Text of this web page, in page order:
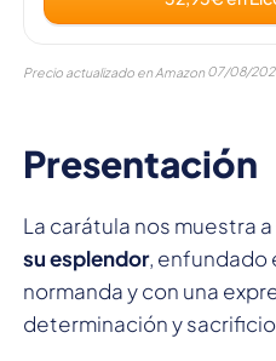
Precio actualizado en Amazon 07/08/
Presentación
La carátula nos muestra a
su esplendor, enfundado
normanda y con una
determinación y